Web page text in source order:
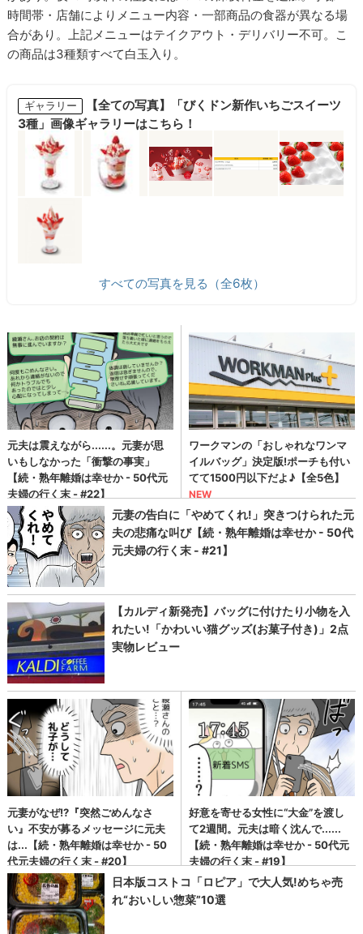
時間帯・店舗によりメニュー内容・一部商品の食器が異なる場
合があり。上記メニューはテイクアウト・デリバリー不可。こ
の商品は3種類すべて白玉入り。
ギャラリー
【全ての写真】「びくドン新作いちごスイーツ
3種」画像ギャラリーはこちら！
すべての写真を見る（全6枚）